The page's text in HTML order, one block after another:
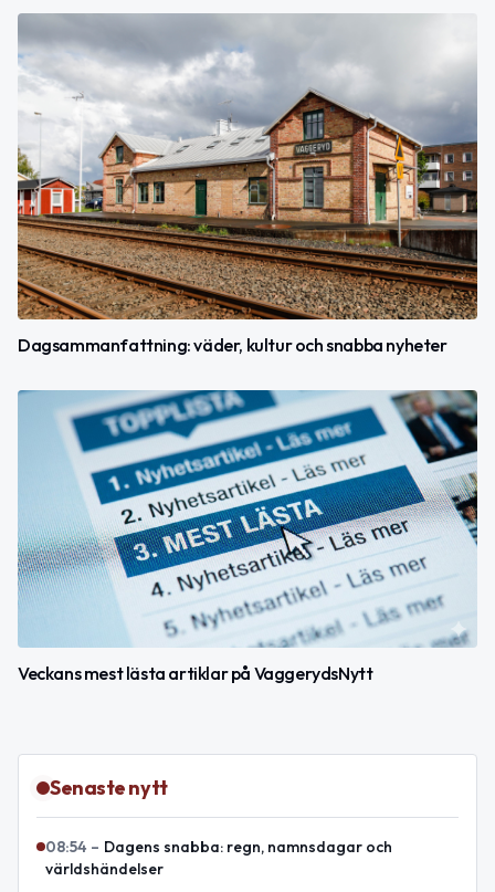
Dagsammanfattning: väder, kultur och snabba nyheter
Veckans mest lästa artiklar på VaggerydsNytt
Senaste nytt
08:54 – Dagens snabba: regn, namnsdagar och
världshändelser